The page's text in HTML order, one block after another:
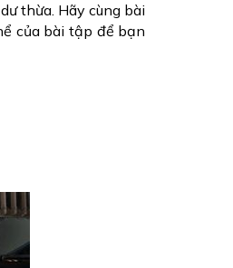
thừa. Hãy cùng bài
của bài tập để bạn